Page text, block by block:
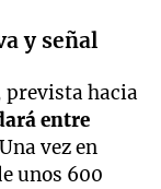
y señal
prevista hacia
entre
vez en
unos 600